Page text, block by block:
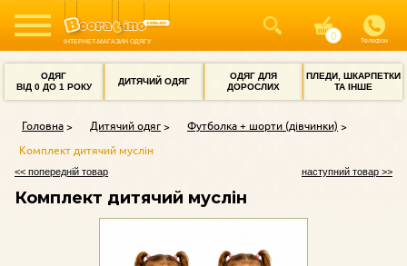
ІНТЕРНЕТ-МАГАЗИН ОДЯГУ Телефон
ОДЯГ
ВІД 0 ДО 1 РОКУ
ДИТЯЧИЙ ОДЯГ
ОДЯГ ДЛЯ
ДОРОСЛИХ
ПЛЕДИ, ШКАРПЕТКИ
ТА ІНШЕ
Головна Дитячий одяг
Футболка + шорти (дівчинки)
Комплект дитячий муслін
<< попередній товар наступний товар >>
Комплект дитячий муслін